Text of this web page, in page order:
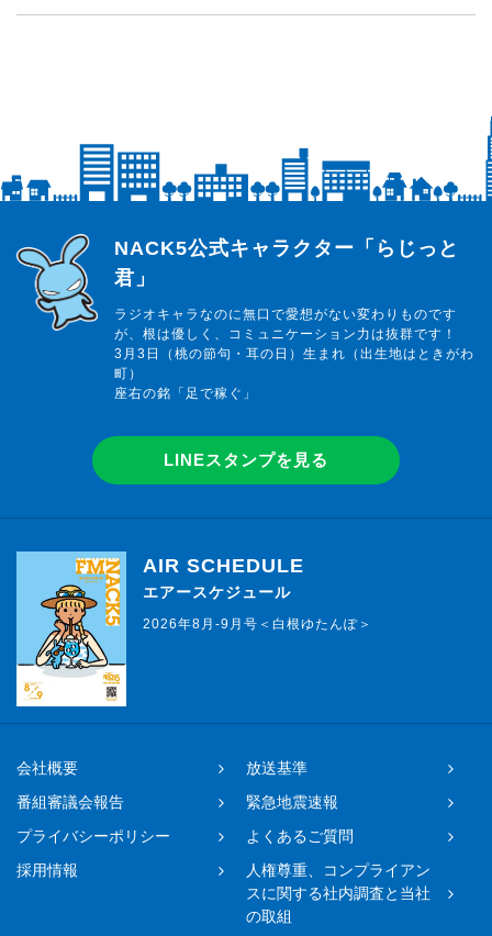
らじっと君
NACK5公式キャラクター「らじっと
君」
ラジオキャラなのに無口で愛想がない変わりものです
が、根は優しく、コミュニケーション力は抜群です！
3月3日（桃の節句・耳の日）生まれ（出生地はときがわ
町）
座右の銘「足で稼ぐ」
LINEスタンプを見る
AIR SCHEDULE
エアースケジュール
2026年8月-9月号＜白根ゆたんぽ＞
会社概要
放送基準
番組審議会報告
緊急地震速報
プライバシーポリシー
よくあるご質問
採用情報
人権尊重、コンプライアン
スに関する社内調査と当社
の取組